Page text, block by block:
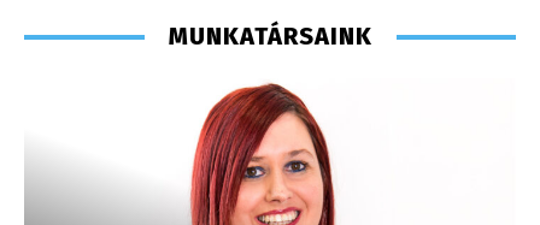
MUNKATÁRSAINK